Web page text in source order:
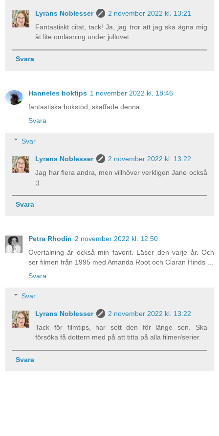
Lyrans Noblesser
2 november 2022 kl. 13:21
Fantastiskt citat, tack! Ja, jag tror att jag ska ägna mig
åt lite omläsning under jullovet.
Svara
Hanneles boktips 1 november 2022 kl. 18:46
fantastiska bokstöd, skaffade denna
Svara
Svar
Lyrans Noblesser
2 november 2022 kl. 13:22
Jag har flera andra, men villhöver verkligen Jane också
;)
Svara
Petra Rhodin 2 november 2022 kl. 12:50
Övertalning är också min favorit. Läser den varje år. Och
ser filmen från 1995 med Amanda Root och Ciaran Hinds ...
Svara
Svar
Lyrans Noblesser
2 november 2022 kl. 13:22
Tack för filmtips, har sett den för länge sen. Ska
försöka få dottern med på att titta på alla filmer/serier.
Svara